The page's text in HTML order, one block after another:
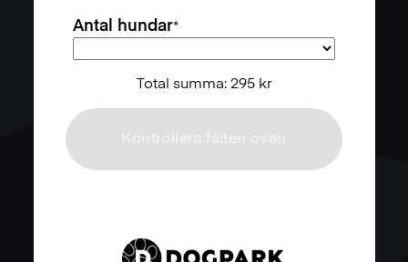
Antal hundar*
Total summa: 295 kr
Kontrollera fälten ovan